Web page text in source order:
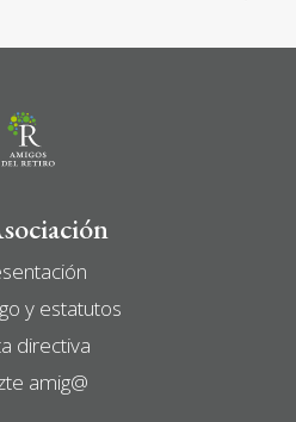
y estatutos
directiva
amig@